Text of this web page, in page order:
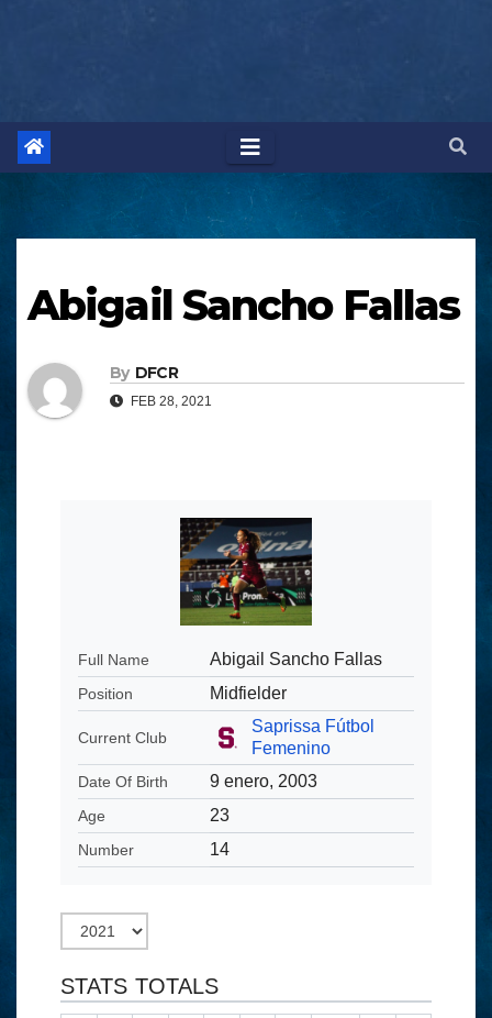
Abigail Sancho Fallas
By DFCR
FEB 28, 2021
Full Name Abigail Sancho Fallas
Position Midfielder
Current Club
Saprissa Fútbol
Femenino
Date Of Birth 9 enero, 2003
Age 23
Number 14
STATS TOTALS